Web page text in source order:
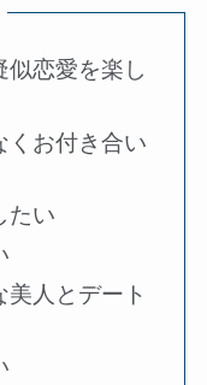
似恋愛を楽し
くお付き合い
たい
人とデート